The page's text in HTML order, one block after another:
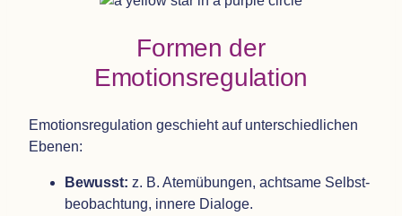
For­men der
Emotionsregulation
Emo­ti­ons­re­gu­la­tion geschieht auf unter­schied­li­chen
Ebenen:
Bewusst: z. B. Atem­übun­gen, acht­same Selbst­
be­ob­ach­tung, innere Dialoge.